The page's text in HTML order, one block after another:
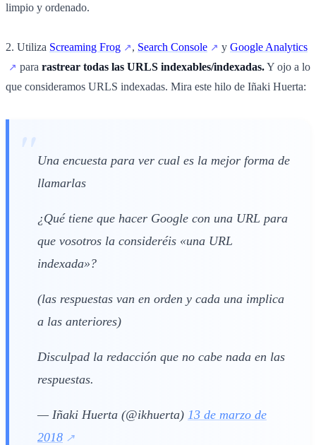
limpio y ordenado.
2. Utiliza Screaming Frog , Search Console y Google Analytics
para rastrear todas las URLS indexables/indexadas.Y ojo a lo
que consideramos URLS indexadas. Mira este hilo de Iñaki Huerta:
Una encuesta para ver cual es la mejor forma de
llamarlas
¿Qué tiene que hacer Google con una URL para
que vosotros la consideréis «una URL
indexada»?
(las respuestas van en orden y cada una implica
a las anteriores)
Disculpad la redacción que no cabe nada en las
respuestas.
— Iñaki Huerta (@ikhuerta) 13 de marzo de
2018